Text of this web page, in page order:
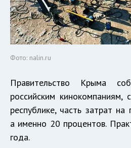
Фото: nalin.ru
Правительство Крыма
российским
республике, часть затрат на
а именно 20 процентов.
года.